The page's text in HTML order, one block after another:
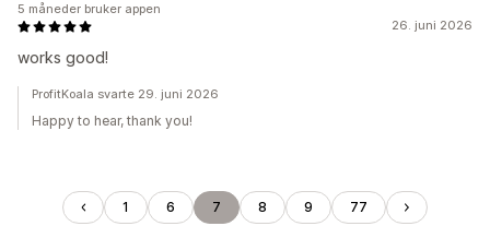
26. juni 2026
works good!
5 måneder bruker appen
ProfitKoala svarte 29. juni 2026
Happy to hear, thank you!
1 6 7 8 9 77